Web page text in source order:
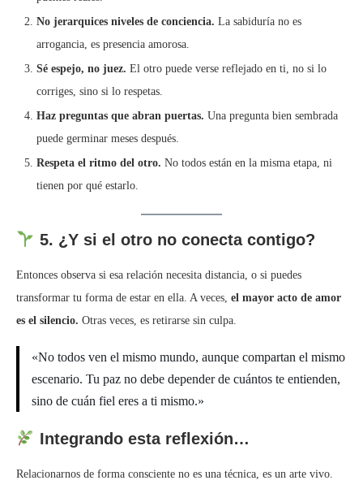
No jerarquices niveles de conciencia. La sabiduría no es
arrogancia, es presencia amorosa.
Sé espejo, no juez. El otro puede verse reflejado en ti, no si lo
corriges, sino si lo respetas.
Haz preguntas que abran puertas. Una pregunta bien sembrada
puede germinar meses después.
Respeta el ritmo del otro. No todos están en la misma etapa, ni
tienen por qué estarlo.
5. ¿Y si el otro no conecta contigo?
Entonces observa si esa relación necesita distancia, o si puedes
transformar tu forma de estar en ella. A veces, el mayor acto de amor
es el silencio. Otras veces, es retirarse sin culpa.
«No todos ven el mismo mundo, aunque compartan el mismo
escenario. Tu paz no debe depender de cuántos te entienden,
sino de cuán fiel eres a ti mismo.»
Integrando esta reflexión…
Relacionarnos de forma consciente no es una técnica, es un arte vivo.